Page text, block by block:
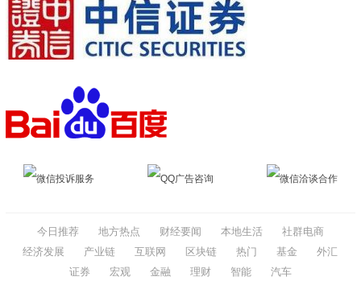
微信投诉服务 QQ广告咨询 微信洽谈合作
今日推荐 地方热点 财经要闻 本地生活
社群电商
经济发展
产业链 互联网 区块链 热门 基金
外汇
证券
宏观 金融 理财 智能 汽车